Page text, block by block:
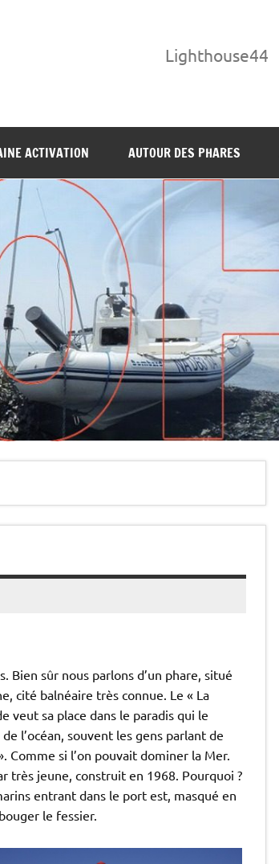
Lighthouse44
ACTIVATION AUTOUR DES PHARES
sûr nous parlons d’un phare, situé
cité balnéaire très connue. Le « La
veut sa place dans le paradis qui le
l’océan, souvent les gens parlant de
Comme si l’on pouvait dominer la Mer.
très jeune, construit en 1968. Pourquoi ?
entrant dans le port est, masqué en
le fessier.